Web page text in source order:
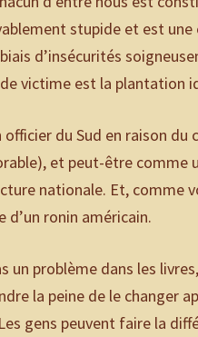
stupide et est
d’insécurités
victime est la plantation
du Sud en raison
et peut-être
nationale. Et, comme
d’un ronin américain.
un problème dans les
la peine de le changer
gens peuvent faire la